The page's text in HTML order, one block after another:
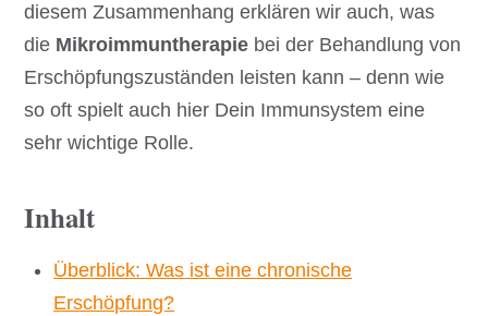
diesem Zusammenhang erklären wir auch, was
die Mikroimmuntherapie bei der Behandlung von
Erschöpfungszuständen leisten kann – denn wie
so oft spielt auch hier Dein Immunsystem eine
sehr wichtige Rolle.
Inhalt
Überblick: Was ist eine chronische
Erschöpfung?